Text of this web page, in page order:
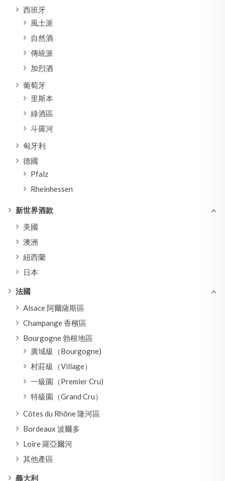
西班牙
風土派
自然酒
傳統派
加烈酒
葡萄牙
里斯本
綠酒區
斗羅河
匈牙利
德國
Pfalz
Rheinhessen
新世界酒款
美國
澳洲
紐西蘭
日本
法國
Alsace 阿爾薩斯區
Champange 香檳區
Bourgogne 勃根地區
廣域級（Bourgogne)
村莊級（Village）
一級園（Premier Cru)
特級園（Grand Cru）
Côtes du Rhône 隆河區
Bordeaux 波爾多
Loire 羅亞爾河
其他產區
義大利